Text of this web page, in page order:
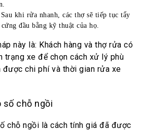
Sau khi rửa nhanh, các thợ sẽ tiếp tục tẩy
đầu bằng kỹ thuật của họ.
này là: Khách hàng và thợ rửa có
trạng xe để chọn cách xử lý phù
được chi phí và thời gian rửa xe
số chỗ ngồi
chỗ ngồi là cách tính giá đã được